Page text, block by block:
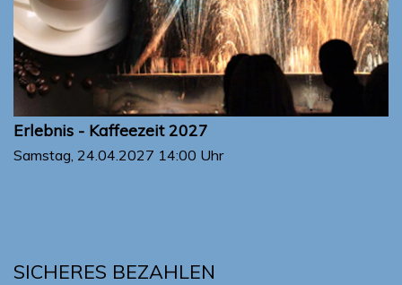
Erlebnis - Kaffeezeit 2027
Samstag, 24.04.2027 14:00 Uhr
SICHERES BEZAHLEN